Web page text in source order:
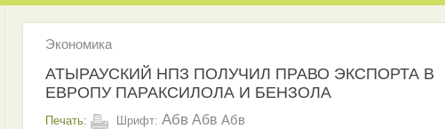
Экономика
АТЫРАУСКИЙ НПЗ ПОЛУЧИЛ ПРАВО ЭКСПОРТА В
ЕВРОПУ ПАРАКСИЛОЛА И БЕНЗОЛА
Печать: Шрифт: Абв Абв Абв